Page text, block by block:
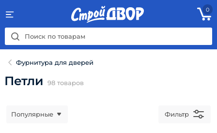
0
Фурнитура для дверей
Петли 98 товаров
Популярные Фильтр